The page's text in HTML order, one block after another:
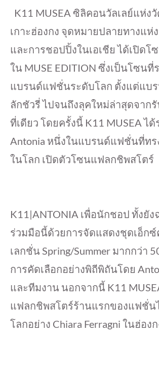
K11 MUSEA ซิลิคอนวัลเลย์แห่
เกาะฮ่องกง จุดหมายปลายทางแ
และการชอปปิ้งในเอเชีย ได้เปิดโ
ใน MUSE EDITION ซึ่งเป็นโซนที่
แบรนด์แฟชั่นระดับโลก ตั้งแต่แบ
ลักชัวรี่ ไปจนถึงลุคใหม่ล่าสุดจากรั
ที่เดียว โดยครั้งนี้ K11 MUSEA ไ
Antonia หนึ่งในแบรนด์แฟชั่นที่ท
ในโลก เปิดตัวโซนแฟลกชิพสโตร์
K11|ANTONIA เพื่อนักชอป ทั้งยัง
ร่วมมือนี้ด้วยการจัดแสดงชุดเอ็ก
เลกชั่น Spring/Summer มากกว่า
การคัดเลือกอย่างพิถีพิถันโดย
และทีมงาน นอกจากนี้ K11
แฟลกชิพสโตร์ร้านแรกของแฟชั่น
โลกอย่าง Chiara Ferragni ในฮ่อง